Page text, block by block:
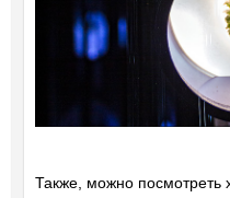
Также, можно